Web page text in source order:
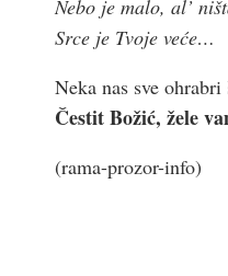
Nebo je malo, al’
Srce je Tvoje veće…
Neka nas sve
Čestit Božić, žele
(rama-prozor-info)